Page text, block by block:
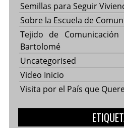
Semillas para Seguir
Sobre la Escuela de
Tejido de Comunicación
Bartolomé
Uncategorised
Video Inicio
Visita por el País que